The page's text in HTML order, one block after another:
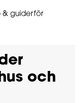
& guiderför
och